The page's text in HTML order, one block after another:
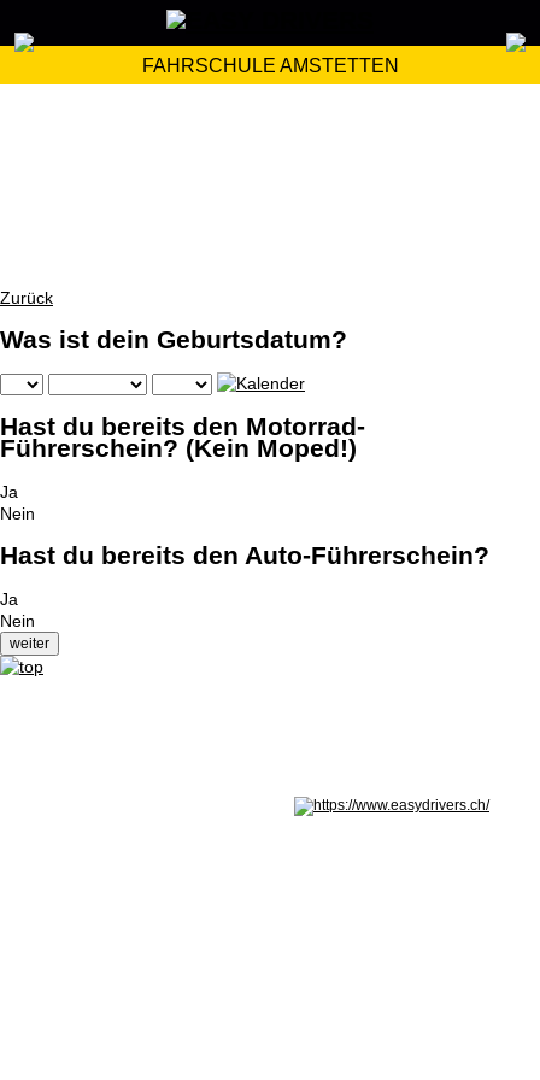
FAHRSCHULE AMSTETTEN
Zurück
Was ist dein Geburtsdatum?
Hast du bereits den Motorrad-
Führerschein? (Kein Moped!)
Ja
Nein
Hast du bereits den Auto-Führerschein?
Ja
Nein